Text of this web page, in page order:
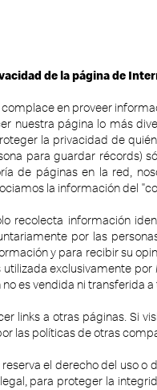
de la página de
en proveer
nuestra página lo más
la privacidad de
para guardar récords)
de páginas en la red,
la información del
recolecta información
por las
y para recibir su
utilizada exclusivamente
es vendida ni transferida
links a otras páginas. Si
las políticas de otras
el derecho del uso o
para proteger la